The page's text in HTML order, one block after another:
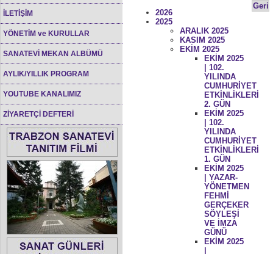
İLETİŞİM
YÖNETİM ve KURULLAR
SANATEVİ MEKAN ALBÜMÜ
AYLIK/YILLIK PROGRAM
YOUTUBE KANALIMIZ
ZİYARETÇİ DEFTERİ
Geri
2026
2025
ARALIK 2025
KASIM 2025
EKİM 2025
EKİM 2025
| 102.
YILINDA
CUMHURİYET
ETKİNLİKLERİ
2. GÜN
EKİM 2025
| 102.
YILINDA
CUMHURİYET
ETKİNLİKLERİ
1. GÜN
EKİM 2025
| YAZAR-
YÖNETMEN
FEHMİ
GERÇEKER
SÖYLEŞİ
VE İMZA
GÜNÜ
EKİM 2025